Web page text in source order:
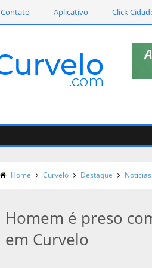
Contato Aplicativo Click
Home Curvelo Destaque Notícias
Homem é preso
em Curvelo